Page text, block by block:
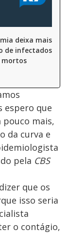
deixa mais de
de infectados e
mortos
espero que
pouco mais,
da curva e
pela CBS
que os
isso seria
o contágio,